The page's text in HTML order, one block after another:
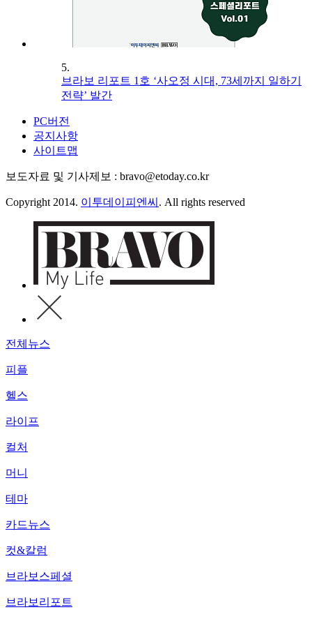
5.
브라보 리포트 1호 ‘사오정 시대, 73세까지 일하기
전략’ 발간
PC버전
공지사항
사이트맵
보도자료 및 기사제보 : bravo@etoday.co.kr
Copyright 2014. 이투데이피엔씨 . All rights reserved
전체뉴스
피플
헬스
라이프
컬처
머니
테마
카드뉴스
컷&칼럼
브라보스페셜
브라보리포트